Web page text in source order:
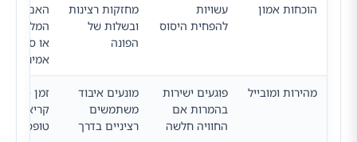
הוכחות אמון
עשויות
להפחית היסוס
מחזקות רצינות
ובשלות של
הפונה
האם יש
המלצות,
או סימני
אמינות
מהירות ומובייל
פוגעים ישירות
בהמרות אם
החוויה חלשה
מונעים איבוד
משתמשים
רציניים בדרך
זמן טעינה,
קריאות
טופס